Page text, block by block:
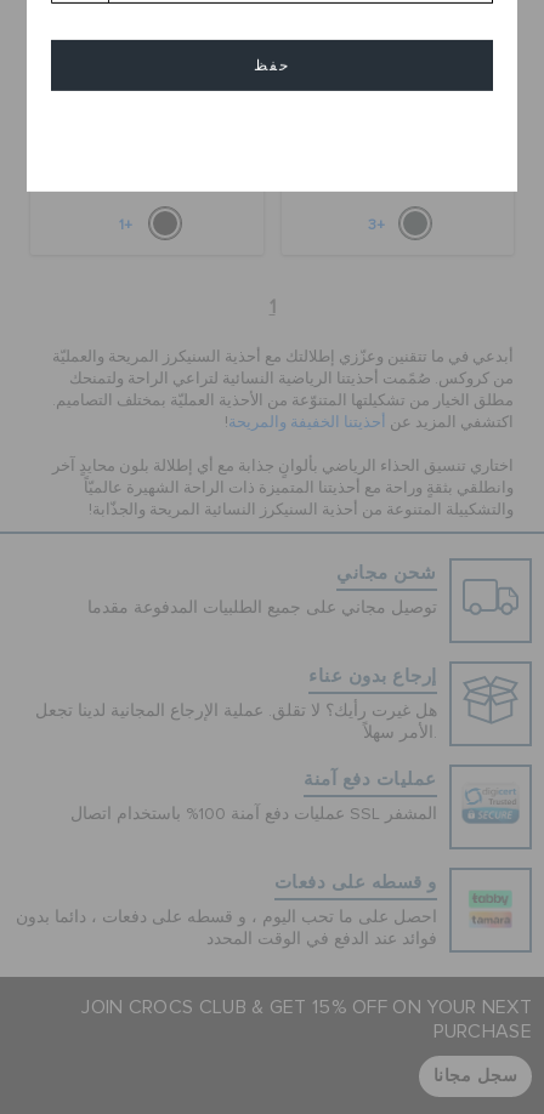
حفظ
+3
+1
1
أبدعي في ما تتقنين وعزّزي إطلالتك مع أحذية السنيكرز المريحة والعمليّة
من كروكس. صُمًمت أحذيتنا الرياضية النسائية لتراعي الراحة ولتمنحك
مطلق الخيار من تشكيلتها المتنوّعة من الأحذية العمليّة بمختلف التصاميم.
اكتشفي المزيد عن
أحذيتنا الخفيفة والمريحة!
اختاري تنسيق الحذاء الرياضي بألوانٍ جذابة مع أي إطلالة بلون محايدٍ آخر
وانطلقي بثقةٍ وراحة مع أحذيتنا المتميزة ذات الراحة الشهيرة عالميّاً
والتشكييلة المتنوعة من أحذية السنيكرز النسائية المريحة والجذّابة!
شحن مجاني
توصيل مجاني على جميع الطلبيات المدفوعة مقدما
إرجاع بدون عناء
هل غيرت رأيك؟ لا تقلق. عملية الإرجاع المجانية لدينا تجعل
الأمر سهلاً.
عمليات دفع آمنة
عمليات دفع آمنة 100% باستخدام اتصال SSL المشفر
و قسطه على دفعات
احصل على ما تحب اليوم ، و قسطه على دفعات ، دائما بدون
فوائد عند الدفع في الوقت المحدد
JOIN CROCS CLUB & GET 15% OFF ON YOUR NEXT
PURCHASE
سجل مجانا